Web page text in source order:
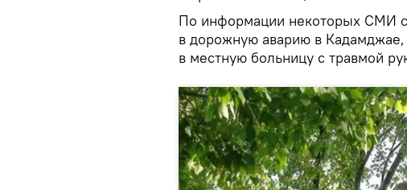
По информации некоторых СМИ
в дорожную аварию в Кадамджае,
в местную больницу с травмой